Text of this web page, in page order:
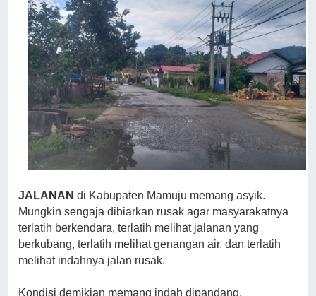
JALANAN di Kabupaten Mamuju memang asyik.
Mungkin sengaja dibiarkan rusak agar masyarakatnya
terlatih berkendara, terlatih melihat jalanan yang
berkubang, terlatih melihat genangan air, dan terlatih
melihat indahnya jalan rusak.
Kondisi demikian memang indah dipandang,